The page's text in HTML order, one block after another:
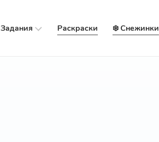
Задания Раскраски ❄️ Снежинки